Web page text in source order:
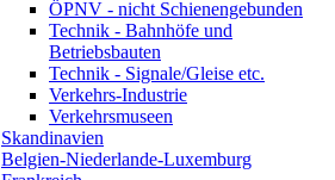
ÖPNV - nicht Schienengebunden
Technik - Bahnhöfe und
Betriebsbauten
Technik - Signale/Gleise etc.
Verkehrs-Industrie
Verkehrsmuseen
Skandinavien
Belgien-Niederlande-Luxemburg